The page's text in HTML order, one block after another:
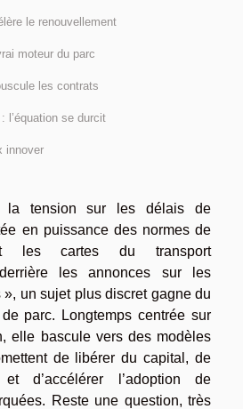
le renouvellement
moteur du parc
les contrats
l’équation se durcit
innover
la tension sur les délais de
en puissance des normes de
les cartes du transport
les annonces sur les
un sujet plus discret gagne du
parc. Longtemps centrée sur
elle bascule vers des modèles
de libérer du capital, de
d’accélérer l’adoption de
Reste une question, très